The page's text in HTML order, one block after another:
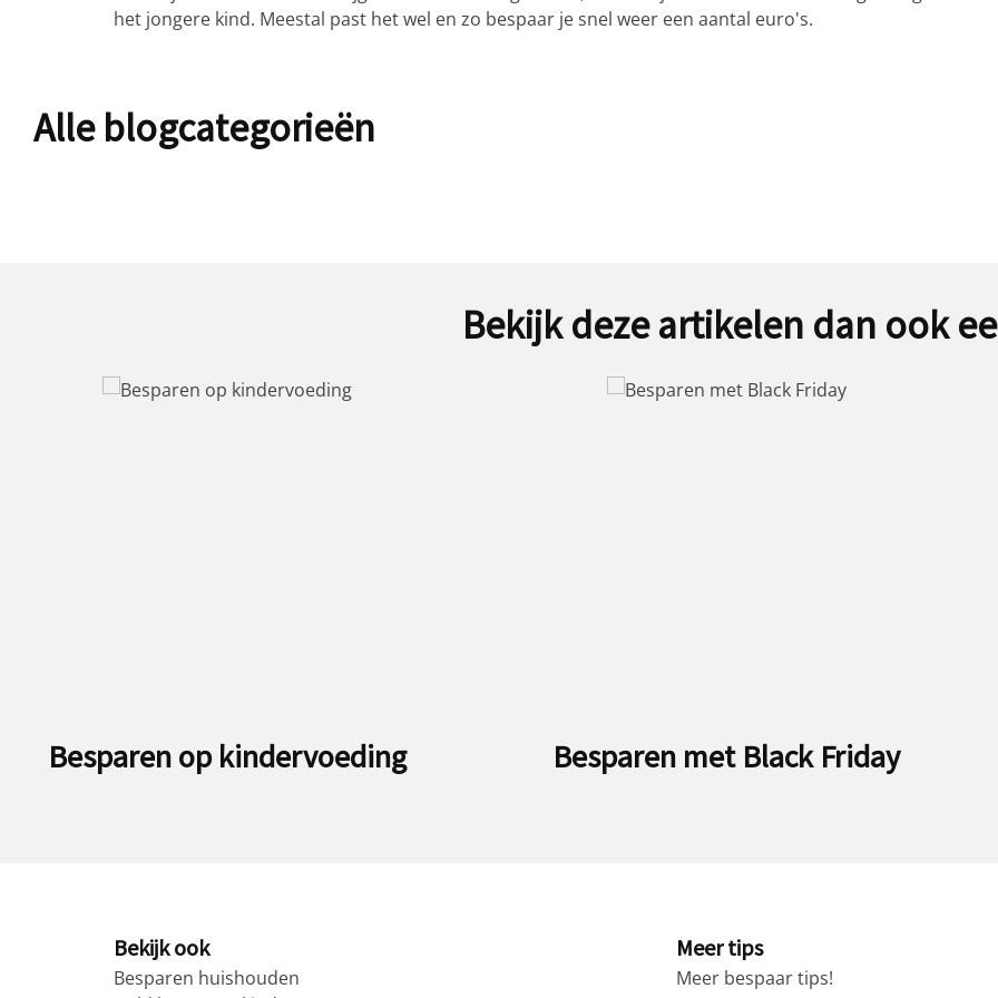
het jongere kind. Meestal past het wel en zo bespaar je snel weer een aantal euro's.
Alle blogcategorieën
Bekijk deze artikelen dan ook
Besparen op kindervoeding Besparen met Black Friday
Bekijk ook
Besparen huishouden
Meer tips
Meer bespaar tips!